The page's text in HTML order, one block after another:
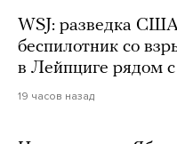
WSJ: разведка
беспилотник со
в Лейпциге рядом
19 часов назад